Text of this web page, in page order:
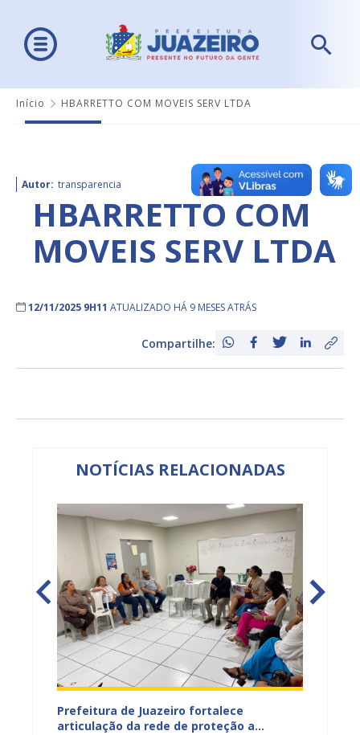
Início HBARRETTO COM MOVEIS SERV LTDA
Autor: transparencia
HBARRETTO COM
MOVEIS SERV LTDA
12/11/2025 9H11 ATUALIZADO HÁ 9 MESES ATRÁS
Compartilhe:
NOTÍCIAS RELACIONADAS
Prefeitura de Juazeiro fortalece
articulação da rede de proteção a